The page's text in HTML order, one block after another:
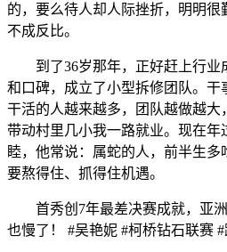
的，要么待人却人际挫折，明明
不成反比。
到了36岁那年，正好赶上行业
和口碑，成立了小型拆修团队。
干活的人越来越多，团队越做越大
带动村里几小我一路就业。现在
睦，他常说：属蛇的人，前半生
要熬得住、抓得住机遇。
首秀创7年最差决赛成就，亚洲
也慢了！ #吴艳妮 #柯桥钻石联赛 #